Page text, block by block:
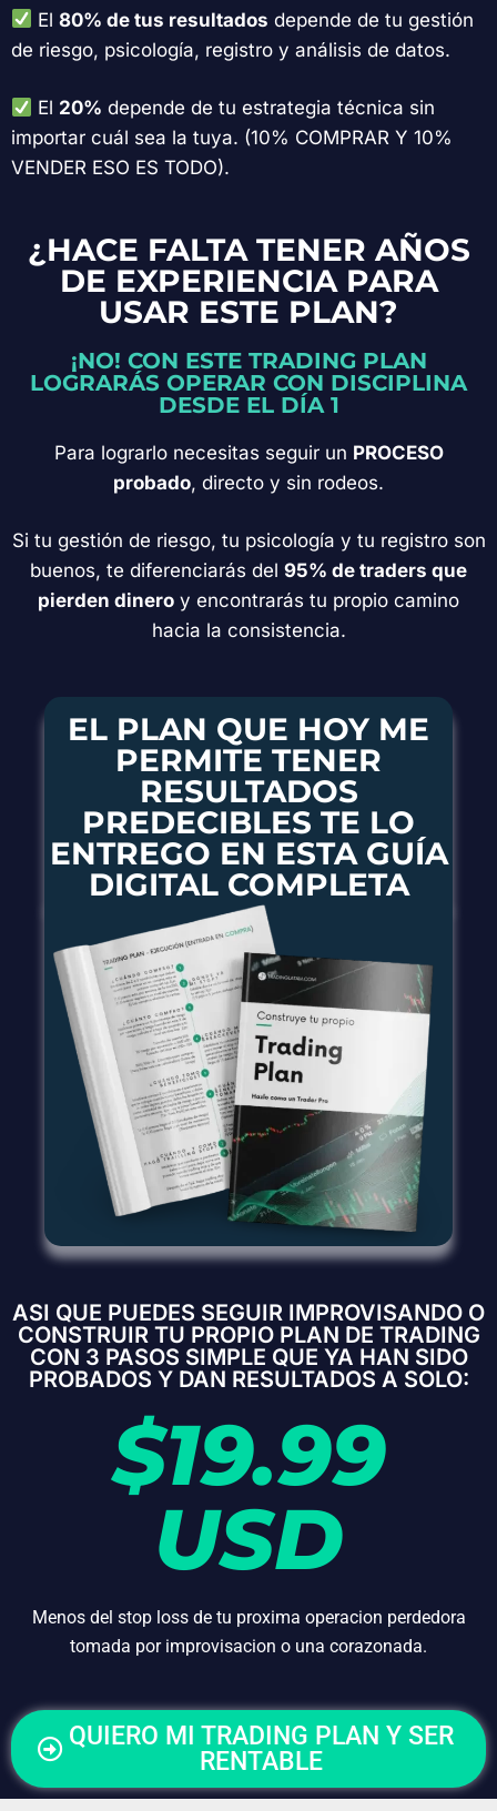
El80% de tus resultados depende de tu gestión
de riesgo, psicología, registro y análisis de datos.
El 20% depende de tu estrategia técnica sin
importar cuál sea la tuya. (10% COMPRAR Y 10%
VENDER ESO ES TODO).
¿HACE FALTA TENER AÑOS
DE EXPERIENCIA PARA
USAR ESTE PLAN?
¡NO! CON ESTE TRADING PLAN
LOGRARÁS OPERAR CON DISCIPLINA
DESDE EL DÍA 1
Para lograrlo necesitas seguir un PROCESO
probado, directo y sin rodeos.
Si tu gestión de riesgo, tu psicología y tu registro son
buenos, te diferenciarás del 95% de traders que
pierden dinero y encontrarás tu propio camino
hacia la consistencia.
EL PLAN QUE HOY ME
PERMITE TENER
RESULTADOS
PREDECIBLES TE LO
ENTREGO EN ESTA GUÍA
DIGITAL COMPLETA
ASI QUE PUEDES SEGUIR IMPROVISANDO O
CONSTRUIR TU PROPIO PLAN DE TRADING
CON 3 PASOS SIMPLE QUE YA HAN SIDO
PROBADOS Y DAN RESULTADOS A SOLO:
$19.99
USD
Menos del stop loss de tu proxima operacion perdedora
tomada por improvisacion o una corazonada.
QUIERO MI TRADING PLAN Y SER
RENTABLE